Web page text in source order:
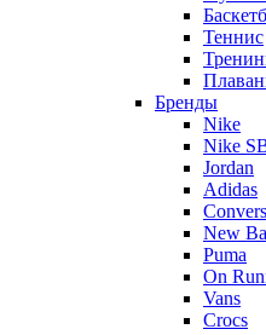
Теннис
Бренды
Nike
Nike
Jordan
Adidas
New
Puma
On
Vans
Crocs